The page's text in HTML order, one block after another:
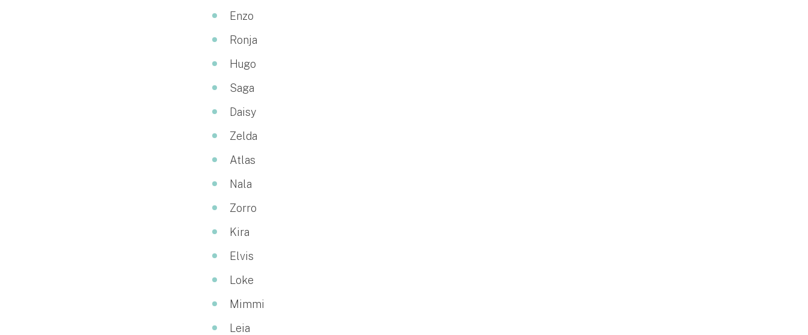
Enzo
Ronja
Hugo
Saga
Daisy
Zelda
Atlas
Nala
Zorro
Kira
Elvis
Loke
Mimmi
Leia